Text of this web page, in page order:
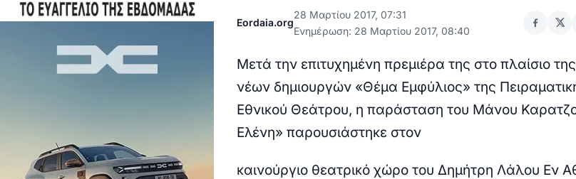
Eordaia.org
28 Μαρτίου 2017, 07:31
Ενημέρωση: 28 Μαρτίου 2017, 08:40
Μετά την επιτυχημένη πρεμιέρα της στο πλαίσιο
νέων δημιουργών «Θέμα Εμφύλιος» της
Εθνικού Θεάτρου, η παράσταση του Μάνου
Ελένη» παρουσιάστηκε στον
καινούργιο θεατρικό χώρο του Δημήτρη Λάλου Εν